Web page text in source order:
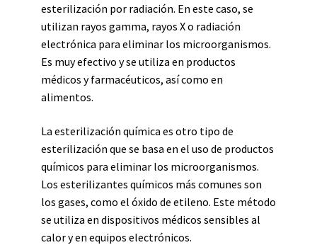
esterilización por radiación. En este caso, se
utilizan rayos gamma, rayos X o radiación
electrónica para eliminar los microorganismos.
Es muy efectivo y se utiliza en productos
médicos y farmacéuticos, así como en
alimentos.
La esterilización química es otro tipo de
esterilización que se basa en el uso de productos
químicos para eliminar los microorganismos.
Los esterilizantes químicos más comunes son
los gases, como el óxido de etileno. Este método
se utiliza en dispositivos médicos sensibles al
calor y en equipos electrónicos.